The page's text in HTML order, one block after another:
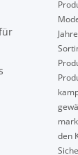
den